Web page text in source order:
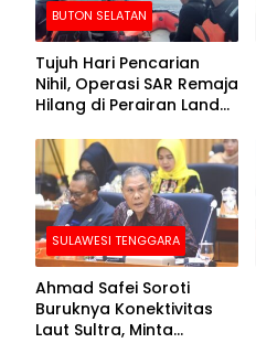
BUTON SELATAN
Tujuh Hari Pencarian
Nihil, Operasi SAR Remaja
Hilang di Perairan Lande
SULAWESI TENGGARA
Ahmad Safei Soroti
Buruknya Konektivitas
Laut Sultra, Minta